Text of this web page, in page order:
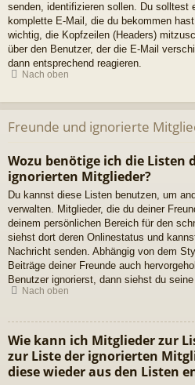
senden, identifizieren sollen. Du solltest
komplette E-Mail, die du bekommen
wichtig, die Kopfzeilen (Headers)
über den Benutzer, der die E-Mail
dann entsprechend reagieren.
Nach oben
Freunde und ignorierte
Wozu benötige ich die Listen
ignorierten Mitglieder?
Du kannst diese Listen benutzen, um
verwalten. Mitglieder, die du deiner
deinem persönlichen Bereich für den
siehst dort deren Onlinestatus und
Nachricht senden. Abhängig von dem
Beiträge deiner Freunde auch
Benutzer ignorierst, dann siehst du
Nach oben
Wie kann ich Mitglieder zur
zur Liste der ignorierten
diese wieder aus den Listen